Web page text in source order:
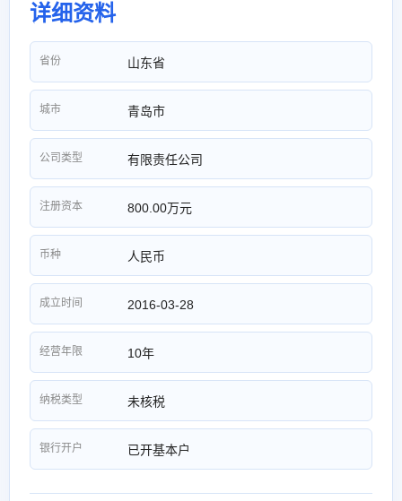
详细资料
省份 山东省
城市 青岛市
公司类型 有限责任公司
注册资本 800.00万元
币种 人民币
成立时间 2016-03-28
经营年限 10年
纳税类型 未核税
银行开户 已开基本户